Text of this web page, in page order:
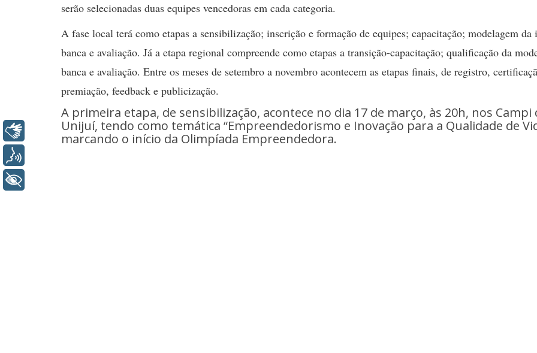
serão selecionadas duas equipes vencedoras em cada categoria.
A fase local terá como etapas a sensibilização; inscrição e formação de equipes; capacitação; modelagem da
banca e avaliação. Já a etapa regional compreende como etapas a transição-capacitação; qualificação da
banca e avaliação. Entre os meses de setembro a novembro acontecem as etapas finais, de registro,
premiação, feedback e publicização.
A primeira etapa, de sensibilização, acontece no dia 17 de março, às 20h, nos Campi
Unijuí, tendo como temática “Empreendedorismo e Inovação para a Qualidade de
marcando o início da Olimpíada Empreendedora.
Libras